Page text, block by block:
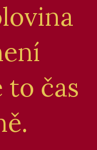
to čas